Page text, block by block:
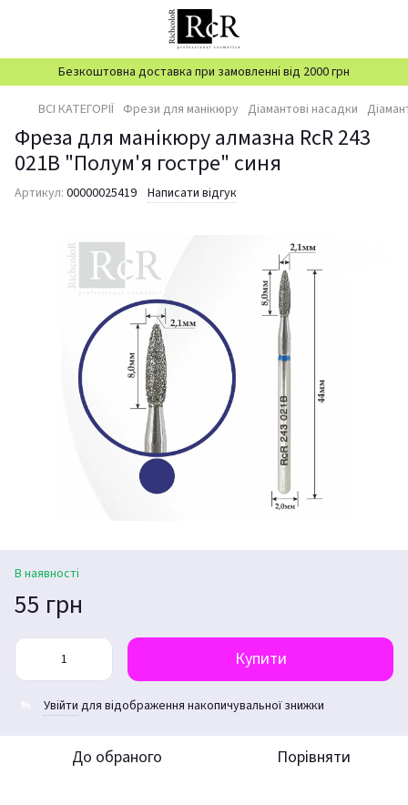
Безкоштовна доставка при замовленні від 2000 грн
ВСІ КАТЕГОРІЇ Фрези для манікюру Діамантові насадки
Фреза для манікюру алмазна RcR 243
021B "Полум'я гостре" синя
Артикул: 00000025419 Написати відгук
В наявності
55 грн
Купити
Увійти для відображення накопичувальної знижки
До обраного Порівняти